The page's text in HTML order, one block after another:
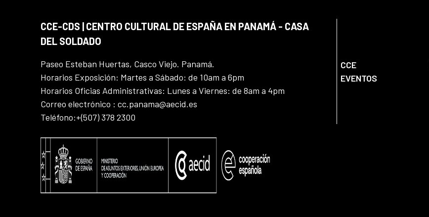
CCE-CDS | CENTRO CULTURAL DE ESPAÑA EN PANAMÁ - CASA
DEL SOLDADO
Paseo Esteban Huertas, Casco Viejo. Panamá.
Horarios Exposición: Martes a Sábado: de 10am a 6pm
Horarios Oficias Administrativas: Lunes a Viernes: de 8am a 4pm
Correo electrónico : cc.panama@aecid.es
Teléfono:+(507) 378 2300
CCE
EVENTOS